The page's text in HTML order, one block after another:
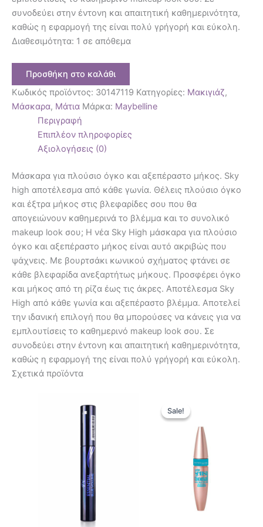
συνοδεύει στην έντονη και απαιτητική καθημερινότητα,
καθώς η εφαρμογή της είναι πολύ γρήγορή και εύκολη.
Διαθεσιμότητα: 1 σε απόθεμα
Προσθήκη στο καλάθι
Κωδικός προϊόντος: 30147119 Κατηγορίες: Μακιγιάζ,
Μάσκαρα, Μάτια Μάρκα: Maybelline
Περιγραφή
Επιπλέον πληροφορίες
Αξιολογήσεις (0)
Μάσκαρα για πλούσιο όγκο και αξεπέραστο μήκος. Sky
high αποτέλεσμα από κάθε γωνία. Θέλεις πλούσιο όγκο
και έξτρα μήκος στις βλεφαρίδες σου που θα
απογειώνουν καθημερινά το βλέμμα και το συνολικό
makeup look σου; Η νέα Sky High μάσκαρα για πλούσιο
όγκο και αξεπέραστο μήκος είναι αυτό ακριβώς που
ψάχνεις. Με βουρτσάκι κωνικού σχήματος φτάνει σε
κάθε βλεφαρίδα ανεξαρτήτως μήκους. Προσφέρει όγκο
και μήκος από τη ρίζα έως τις άκρες. Αποτέλεσμα Sky
High από κάθε γωνία και αξεπέραστο βλέμμα. Αποτελεί
την ιδανική επιλογή που θα μπορούσες να κάνεις για να
εμπλουτίσεις το καθημερινό makeup look σου. Σε
συνοδεύει στην έντονη και απαιτητική καθημερινότητα,
καθώς η εφαρμογή της είναι πολύ γρήγορή και εύκολη.
Σχετικά προϊόντα
Sale!
Sale!
14,90 €.